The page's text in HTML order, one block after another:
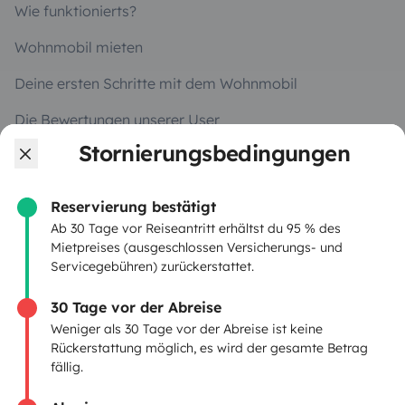
Stornierungsbedingungen
Reservierung bestätigt
Ab 30 Tage vor Reiseantritt erhältst du 95 % des
Mietpreises (ausgeschlossen Versicherungs- und
Servicegebühren) zurückerstattet.
30 Tage vor der Abreise
Weniger als 30 Tage vor der Abreise ist keine
Rückerstattung möglich, es wird der gesamte Betrag
fällig.
Wie funktionierts?
Wohnmobil mieten
Deine ersten Schritte mit dem Wohnmobil
Die Bewertungen unserer User
Hilfe für Mieter
VERMIETER
Wohnmobil vermieten
Mietvertrag
Mietversicherung
Mietpannenhilfe